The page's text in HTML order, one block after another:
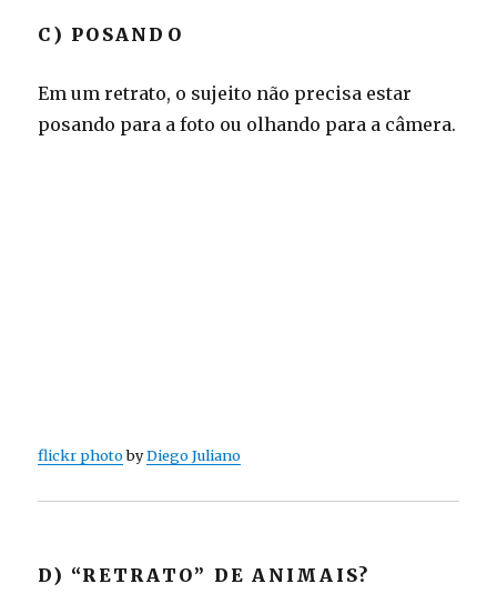
C) POSANDO
Em um retrato, o sujeito não precisa estar
posando para a foto ou olhando para a câmera.
flickr photobyDiego Juliano
D) “RETRATO” DE ANIMAIS?